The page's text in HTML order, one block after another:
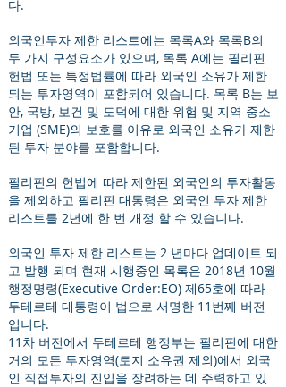
다.
외국인투자 제한 리스트에는 목록A와 목록B의
두 가지 구성요소가 있으며, 목록 A에는 필리핀
헌법 또는 특정법률에 따라 외국인 소유가 제한
되는 투자영역이 포함되어 있습니다. 목록 B는 보
안, 국방, 보건 및 도덕에 대한 위험 및 지역 중소
기업 (SME)의 보호를 이유로 외국인 소유가 제한
된 투자 분야를 포함합니다.
필리핀의 헌법에 따라 제한된 외국인의 투자활동
을 제외하고 필리핀 대통령은 외국인 투자 제한
리스트를 2년에 한 번 개정 할 수 있습니다.
외국인 투자 제한 리스트는 2 년마다 업데이트 되
고 발행 되며 현재 시행중인 목록은 2018년 10월
행정명령(Executive Order:EO) 제65호에 따라
두테르테 대통령이 법으로 서명한 11번째 버전
입니다.
11차 버전에서 두테르테 행정부는 필리핀에 대한
거의 모든 투자영역(토지 소유권 제외)에서 외국
인 직접투자의 진입을 장려하는 데 주력하고 있